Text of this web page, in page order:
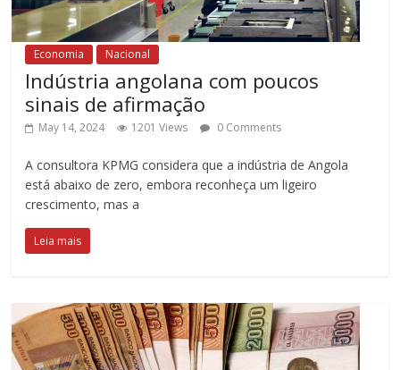
Economia Nacional
Indústria angolana com poucos
sinais de afirmação
May 14, 2024 1201 Views 0 Comments
A consultora KPMG considera que a indústria de Angola
está abaixo de zero, embora reconheça um ligeiro
crescimento, mas a
Leia mais